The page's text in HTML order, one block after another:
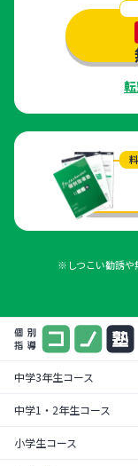
※しつこい勧誘や
中学3年生コース
中学1・2年生コース
小学生コース